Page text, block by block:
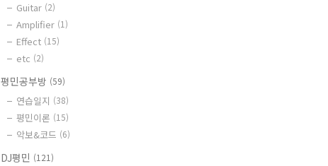
Guitar (2)
Amplifier (1)
Effect (15)
etc (2)
평민공부방 (59)
연습일지 (38)
평민이론 (15)
악보&코드 (6)
DJ평민 (121)